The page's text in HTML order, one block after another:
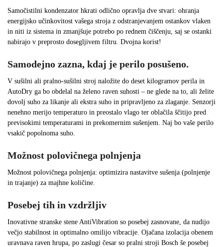
Samočistilni kondenzator hkrati odlično opravlja dve stvari: ohranja
energijsko učinkovitost vašega stroja z odstranjevanjem ostankov vlaken
in niti iz sistema in zmanjšuje potrebo po rednem čiščenju, saj se ostanki
nabirajo v preprosto dosegljivem filtru. Dvojna korist!
Samodejno zazna, kdaj je perilo posušeno.
V sušilni ali pralno-sušilni stroj naložite do deset kilogramov perila in
AutoDry ga bo obdelal na želeno raven suhosti – ne glede na to, ali želite
dovolj suho za likanje ali ekstra suho in pripravljeno za zlaganje. Senzorji
nenehno merijo temperaturo in preostalo vlago ter oblačila ščitijo pred
previsokimi temperaturami in prekomernim sušenjem. Naj bo vaše perilo
vsakič popolnoma suho.
Možnost polovičnega polnjenja
Možnost polovičnega polnjenja: optimizira nastavitve sušenja (polnjenje
in trajanje) za majhne količine.
Posebej tih in vzdržljiv
Inovativne stranske stene AntiVibration so posebej zasnovane, da nudijo
večjo stabilnost in optimalno omilijo vibracije. Ojačana izolacija obenem
uravnava raven hrupa, po zaslugi česar so pralni stroji Bosch še posebej